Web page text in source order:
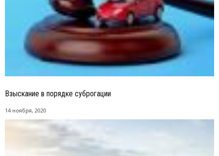
Взыскание в порядке суброгации
14 ноября, 2020